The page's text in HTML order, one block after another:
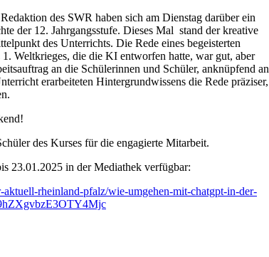
des SWR haben sich am Dienstag darüber ein
der 12. Jahrgangsstufe. Dieses Mal stand der kreative
des Unterrichts. Die Rede eines begeisterten
Weltkrieges, die die KI entworfen hatte, war gut, aber
an die Schülerinnen und Schüler, anknüpfend an
erarbeiteten Hintergrundwissens die Rede präziser,
des Kurses für die engagierte Mitarbeit.
23.01.2025 in der Mediathek verfügbar:
rheinland-pfalz/wie-umgehen-mit-chatgpt-in-der-